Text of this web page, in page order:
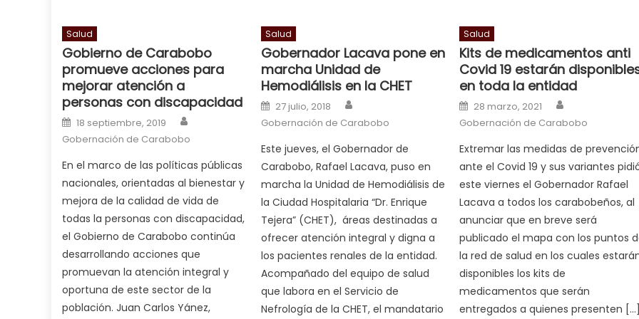
a
cuckold,
nice
milf
in
squirting,
आपक
न
भ
क
च
क
स
Salud
Gobierno de Carabobo
promueve acciones para
mejorar atención a
personas con discapacidad
Posted on
18 septiembre, 2019
Gobernación de Carabobo
En el marco de las políticas públicas
nacionales, orientadas al bienestar y
mejora de la calidad de vida de
todas la personas con discapacidad,
el Gobierno de Carabobo continúa
desarrollando acciones que
promuevan la atención integral y
oportuna de este sector de la
población. Juan Carlos Yánez,
Salud
Gobernador Lacava pone en
marcha Unidad de
Hemodiálisis en la CHET
Posted on
27 julio, 2018
Gobernación de Carabobo
Este jueves, el Gobernador de
Carabobo, Rafael Lacava, puso en
marcha la Unidad de Hemodiálisis de
la Ciudad Hospitalaria “Dr. Enrique
Tejera” (CHET), áreas destinadas a
ofrecer atención integral y digna a
los pacientes renales de la entidad.
Acompañado del equipo de salud
que labora en el Servicio de
Nefrología de la CHET, el mandatario
Salud
Kits de medicamentos anti
Covid 19 estarán
en toda la entidad
Posted on
28 marzo, 2021
Gobernación de Carabobo
Extremar las medidas de
ante el Covid 19 y sus variantes
este viernes el Gobernador Rafael
Lacava a todos los carabobeños, al
anunciar que en breve será
publicado el mapa con los puntos
la red de salud en los cuales
disponibles los kits de
medicamentos que serán
entregados a quienes presenten […]